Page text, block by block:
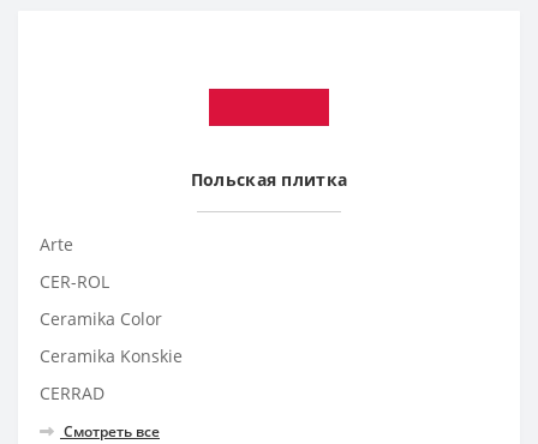
Польская плитка
Arte
CER-ROL
Ceramika Color
Ceramika Konskie
CERRAD
Смотреть все